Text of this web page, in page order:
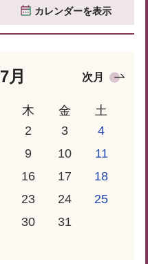
カレンダーを表示
7月 次月
木 金
土
2 3
4
9 10
11
16 17
18
23 24
25
30 31